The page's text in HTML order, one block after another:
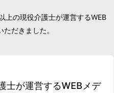
上の現役介護士が運営するWEB
だきました。
士が運営するWEBメデ